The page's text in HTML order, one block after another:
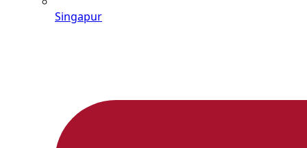
Singapur